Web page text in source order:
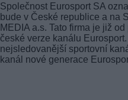
Společnost Eurosport SA
bude v České republice a na
MEDIA a.s. Tato firma je již
české verze kanálu
nejsledovanější sportovní
kanál nové generace